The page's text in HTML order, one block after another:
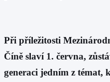
Při příležitosti
Číně slaví 1. června,
generaci jedním z témat,